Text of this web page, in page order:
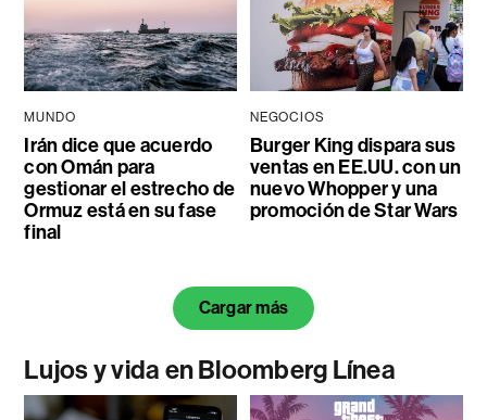
MUNDO
Irán dice que acuerdo
con Omán para
gestionar el estrecho de
Ormuz está en su fase
final
NEGOCIOS
Burger King dispara sus
ventas en EE.UU. con un
nuevo Whopper y una
promoción de Star Wars
Cargar más
Lujos y vida en Bloomberg Línea